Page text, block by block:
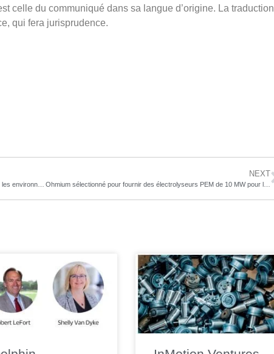
celle du communiqué dans sa langue d’origine. La traduction
qui fera jurisprudence.
NEXT